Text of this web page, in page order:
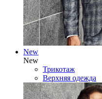
New
New
Трикотаж
Верхняя одежда